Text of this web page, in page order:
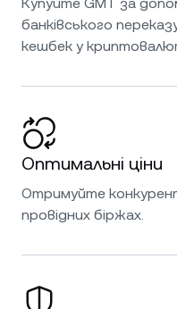
банківського
кешбек у
Оптимальні ціни
Отримуйте
провідних біржах.